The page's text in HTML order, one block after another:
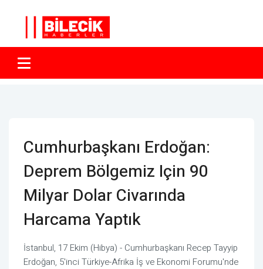
Cumhurbaşkanı Erdoğan:
Deprem Bölgemiz Için 90
Milyar Dolar Civarında
Harcama Yaptık
İstanbul, 17 Ekim (Hibya) - Cumhurbaşkanı Recep Tayyip
Erdoğan, 5'inci Türkiye-Afrika İş ve Ekonomi Forumu'nde